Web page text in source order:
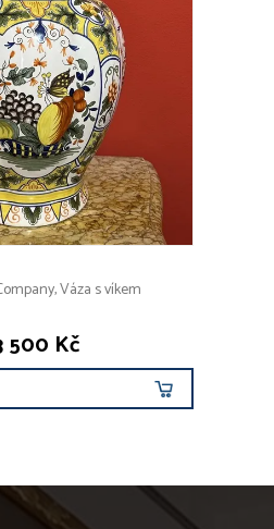
Váza s víkem
500 Kč